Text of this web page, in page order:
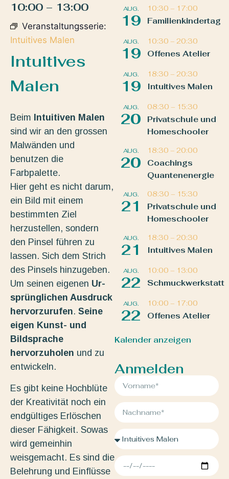
10:00 – 13:00
Veranstaltungsserie:
Intuitives Malen
Intuitives
Malen
Beim Intuitiven Malen
sind wir an den grossen
Malwänden und
benutzen die
Farbpalette.
Hier geht es nicht darum,
ein Bild mit einem
bestimmten Ziel
herzustellen, sondern
den Pinsel führen zu
lassen. Sich dem Strich
des Pinsels hinzugeben.
Um seinen eigenen Ur-
sprünglichen Ausdruck
hervorzurufen. Seine
eigen Kunst- und
Bildsprache
hervorzuholen und zu
entwickeln.
Es gibt keine Hochblüte
der Kreativität noch ein
endgültiges Erlöschen
dieser Fähigkeit. Sowas
wird gemeinhin
weisgemacht. Es sind die
Belehrung und Einflüsse
AUG.
19
10:30 – 17:00
Familienkindertag
AUG.
19
10:30 – 20:30
Offenes Atelier
AUG.
19
18:30 – 20:30
Intuitives Malen
AUG.
20
08:30 – 15:30
Privatschule und
Homeschooler
AUG.
20
18:30 – 20:00
Coachings
Quantenenergie
AUG.
21
08:30 – 15:30
Privatschule und
Homeschooler
AUG.
21
18:30 – 20:30
Intuitives Malen
AUG.
22
10:00 – 13:00
Schmuckwerkstatt
AUG.
22
10:00 – 17:00
Offenes Atelier
Kalender anzeigen
Anmelden